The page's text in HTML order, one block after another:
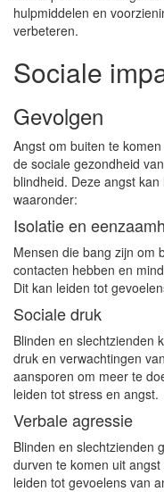
hulpmiddelen en
verbeteren.
Sociale
Gevolgen
Angst om buiten te
de sociale gezondheid
blindheid. Deze angst
waaronder:
Isolatie en
Mensen die bang zijn om
contacten hebben en
Dit kan leiden tot
Sociale druk
Blinden en slechtzienden
druk en verwachtingen
aansporen om meer te
leiden tot stress en angst.
Verbale agressie
Blinden en slechtzienden
durven te komen uit
leiden tot gevoelens van